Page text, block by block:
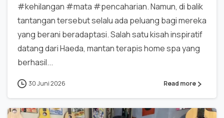
#kehilangan #mata #pencaharian. Namun, di balik
tantangan tersebut selalu ada peluang bagi mereka
yang berani beradaptasi. Salah satu kisah inspiratif
datang dari Haeda, mantan terapis home spa yang
berhasil...
30 Juni 2026 Read more